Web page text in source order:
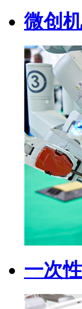
微创
一次